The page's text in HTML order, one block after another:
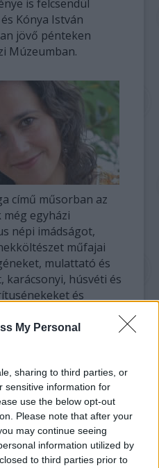
My Personal
sharing to third parties, or
sensitive information for
use the below opt-out
Please note that after your
may continue seeing
information utilized by
to third parties prior to
is felcsendül
Kónya István
jövő pénteken
Múzeumban.
című műsorban az
egyházi
népi imádságot,
műfajai
mulattató és
karácsonyi, húsvéti és
és
kísért szólóének
regösök, igricek,
ezek utódai, a
valamilyen
hangszereken,
magukat.